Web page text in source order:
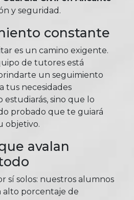
y seguridad.
constante
es un camino exigente.
de tutores está
un seguimiento
tus necesidades
estudiarás, sino que lo
probado que te guiará
objetivo.
avalan
sí solos: nuestros alumnos
alto porcentaje de